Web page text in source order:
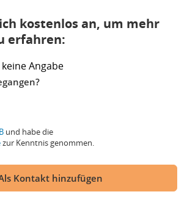
kostenlos an, um mehr
erfahren:
keine Angabe
und habe die
zur Kenntnis genommen.
Kontakt hinzufügen